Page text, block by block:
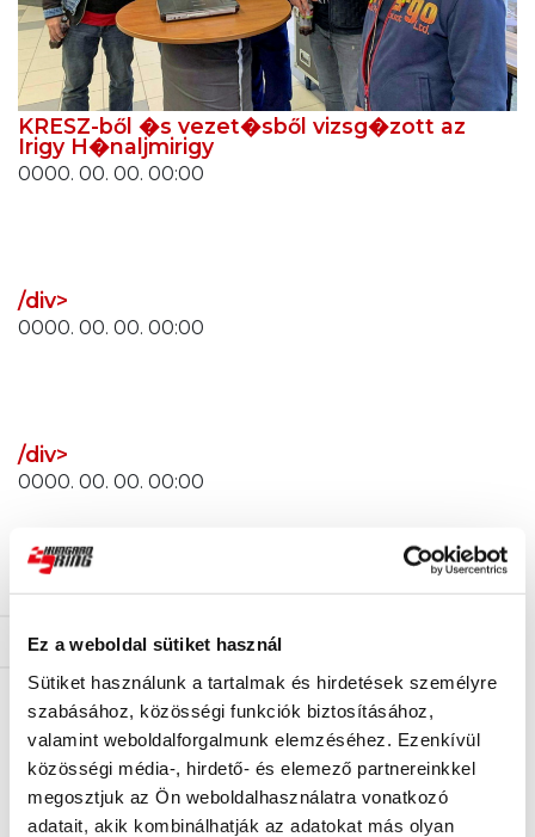
Ez a weboldal sütiket használ
Sütiket használunk a tartalmak és hirdetések személyre
szabásához, közösségi funkciók biztosításához,
valamint weboldalforgalmunk elemzéséhez. Ezenkívül
közösségi média-, hirdető- és elemező partnereinkkel
megosztjuk az Ön weboldalhasználatra vonatkozó
adatait, akik kombinálhatják az adatokat más olyan
KRESZ-ből �s vezet�sből vizsg�zott az
Irigy H�naljmirigy
0000. 00. 00. 00:00
/div>
0000. 00. 00. 00:00
/div>
0000. 00. 00. 00:00
7 8 9 10